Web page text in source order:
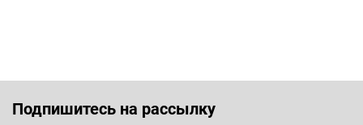
Подпишитесь на рассылку